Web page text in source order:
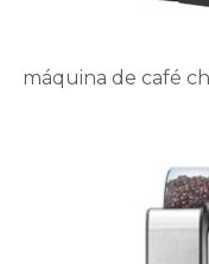
máquina de café